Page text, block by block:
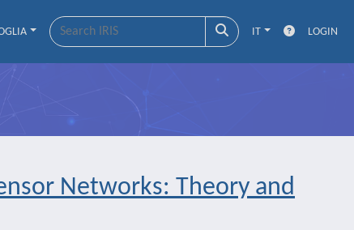
IT LOGIN
Networks: Theory and